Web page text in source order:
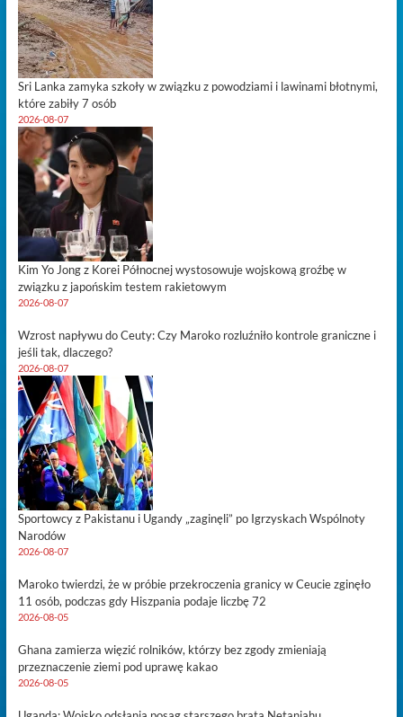
Sri Lanka zamyka szkoły w związku z powodziami i lawinami błotnymi,
które zabiły 7 osób
2026-08-07
Kim Yo Jong z Korei Północnej wystosowuje wojskową groźbę w
związku z japońskim testem rakietowym
2026-08-07
Wzrost napływu do Ceuty: Czy Maroko rozluźniło kontrole graniczne i
jeśli tak, dlaczego?
2026-08-07
Sportowcy z Pakistanu i Ugandy „zaginęli” po Igrzyskach Wspólnoty
Narodów
2026-08-07
Maroko twierdzi, że w próbie przekroczenia granicy w Ceucie zginęło
11 osób, podczas gdy Hiszpania podaje liczbę 72
2026-08-05
Ghana zamierza więzić rolników, którzy bez zgody zmieniają
przeznaczenie ziemi pod uprawę kakao
2026-08-05